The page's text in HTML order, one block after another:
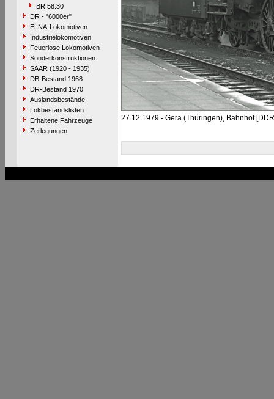
BR 58.30
DR - "6000er"
ELNA-Lokomotiven
Industrielokomotiven
Feuerlose Lokomotiven
Sonderkonstruktionen
SAAR (1920 - 1935)
DB-Bestand 1968
DR-Bestand 1970
Auslandsbestände
Lokbestandslisten
Erhaltene Fahrzeuge
Zerlegungen
27.12.1979 - Gera (Thüringen), Bahnhof